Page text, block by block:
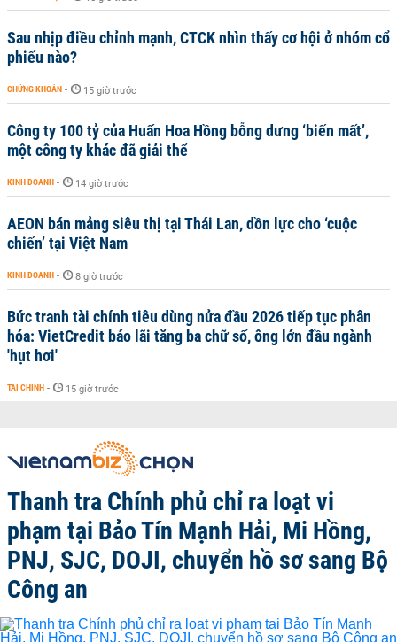
Sau nhịp điều chỉnh mạnh, CTCK nhìn thấy cơ hội ở nhóm cổ
phiếu nào?
CHỨNG KHOÁN - 15 giờ trước
Công ty 100 tỷ của Huấn Hoa Hồng bỗng dưng ‘biến mất’,
một công ty khác đã giải thể
KINH DOANH - 14 giờ trước
AEON bán mảng siêu thị tại Thái Lan, dồn lực cho ‘cuộc
chiến’ tại Việt Nam
KINH DOANH - 8 giờ trước
Bức tranh tài chính tiêu dùng nửa đầu 2026 tiếp tục phân
hóa: VietCredit báo lãi tăng ba chữ số, ông lớn đầu ngành
'hụt hơi'
TÀI CHÍNH - 15 giờ trước
Thanh tra Chính phủ chỉ ra loạt vi
phạm tại Bảo Tín Mạnh Hải, Mi Hồng,
PNJ, SJC, DOJI, chuyển hồ sơ sang Bộ
Công an